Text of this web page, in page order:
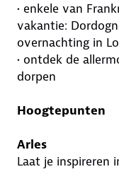
• enkele van
vakantie:
overnachting in
• ontdek de
dorpen
Hoogtepunten
Arles
Laat je inspireren